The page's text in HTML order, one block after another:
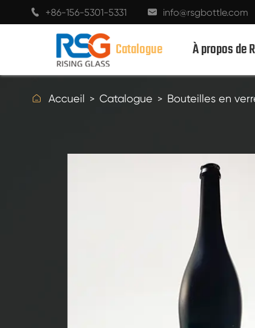
 +86-156-5301-5331  info@rsgbottle.com
Catalogue
BOUTEILLES EN VERRE DE VIN
BOUTEILLES DE BOISSON EN VERRE
À propos de
 Accueil Catalogue Bouteilles en